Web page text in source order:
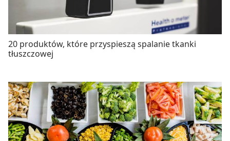
20 produktów, które przyspieszą spalanie tkanki
tłuszczowej